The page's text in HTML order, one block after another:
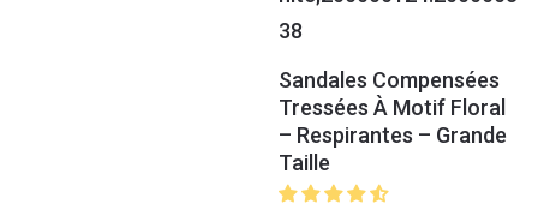
Sandales Compensées
Tressées À Motif Floral
– Respirantes – Grande
Taille